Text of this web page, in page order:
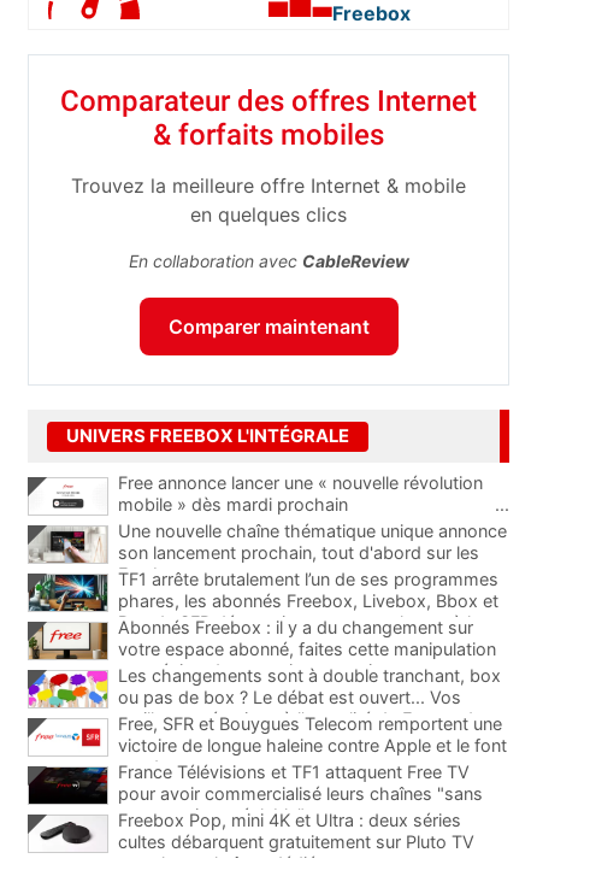
Freebox
Comparateur des offres Internet
& forfaits mobiles
Trouvez la meilleure offre Internet & mobile
en quelques clics
En collaboration avec CableReview
Comparer maintenant
UNIVERS FREEBOX L'INTÉGRALE
Free annonce lancer une « nouvelle révolution
mobile » dès mardi prochain
...
Une nouvelle chaîne thématique unique annonce
son lancement prochain, tout d'abord sur les
Freebox
...
TF1 arrête brutalement l’un de ses programmes
phares, les abonnés Freebox, Livebox, Bbox et
Box de SFR découvriront son remplaçant à la
rentrée
...
Abonnés Freebox : il y a du changement sur
votre espace abonné, faites cette manipulation
pour éviter de mauvaises surprises
...
Les changements sont à double tranchant, box
ou pas de box ? Le débat est ouvert... Vos
meilleures réactions à l'actualité de Free et des
télécoms
...
Free, SFR et Bouygues Telecom remportent une
victoire de longue haleine contre Apple et le font
condamner
France Télévisions et TF1 attaquent Free TV
pour avoir commercialisé leurs chaînes "sans
concertation préalable"
Freebox Pop, mini 4K et Ultra : deux séries
cultes débarquent gratuitement sur Pluto TV
avec leurs chaînes dédiées